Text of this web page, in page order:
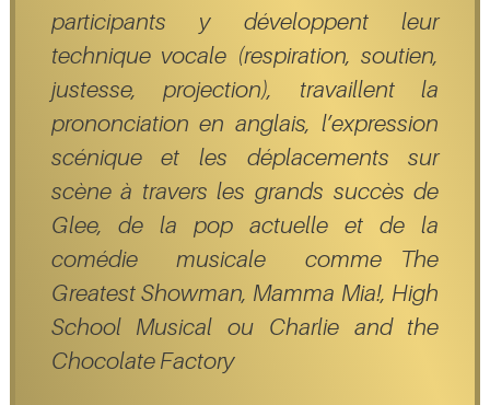
participants y développent leur
technique vocale (respiration, soutien,
justesse, projection), travaillent la
prononciation en anglais, l’expression
scénique et les déplacements sur
scène à travers les grands succès de
Glee, de la pop actuelle et de la
comédie musicale comme The
Greatest Showman, Mamma Mia!, High
School Musical ou Charlie and the
Chocolate Factory